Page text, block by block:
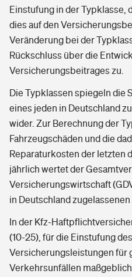
Einstufung in der Typklasse,
dies auf den
Veränderung bei der
Rückschluss über die
Versicherungsbeitrages zu.
Die Typklassen spiegeln die
eines jeden in Deutschland
wider. Zur Berechnung der
Fahrzeugschäden und die
Reparaturkosten der letzten
jährlich wertet der
Versicherungswirtschaft
in Deutschland
In der Kfz-
(10-25), für die Einstufung
Versicherungsleistungen für
Verkehrsunfällen